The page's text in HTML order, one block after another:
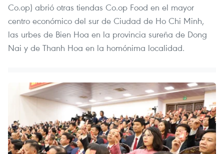
Co.op) abrió otras tiendas Co.op Food en el mayor
centro económico del sur de Ciudad de Ho Chi Minh,
las urbes de Bien Hoa en la provincia sureña de Dong
Nai y de Thanh Hoa en la homónima localidad.